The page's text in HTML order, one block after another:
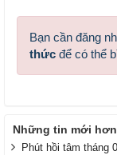
Bạn cần đăng
thức để có thể
Những tin mới hơn
Phút hồi tâm tháng